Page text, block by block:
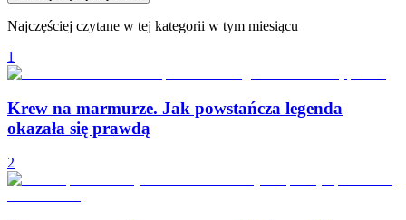
Najczęściej czytane w tej kategorii w tym miesiącu
1
Krew na marmurze. Jak powstańcza legenda
okazała się prawdą
2